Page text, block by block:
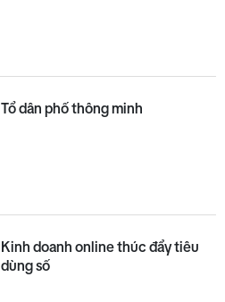
Tổ dân phố thông minh
Kinh doanh online thúc đẩy tiêu
dùng số